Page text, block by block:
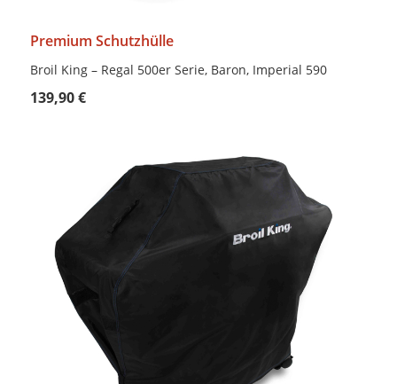
Premium Schutzhülle
Broil King – Regal 500er Serie, Baron, Imperial 590
139,90 €